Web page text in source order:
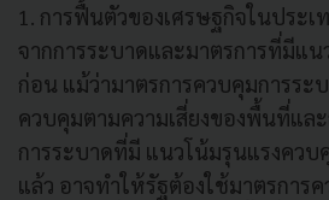
1. การฟื้นตัวของเศรษฐกิจในประเ
จากการระบาดและมาตรการที่มีแน
ก่อน แม้ว่ามาตรการควบคุมการระ
ควบคุมตามความเสี่ยงของพื้นที่แล
การระบาดที่มี แนวโน้มรุนแรงควบ
แล้ว อาจทำให้รัฐต้องใช้มาตรการ